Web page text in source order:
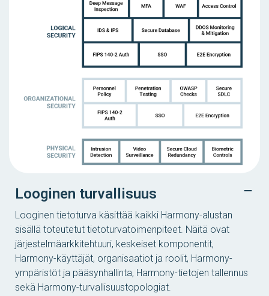
Looginen turvallisuus
Looginen tietoturva käsittää kaikki Harmony-alustan
sisällä toteutetut tietoturvatoimenpiteet. Näitä ovat
järjestelmäarkkitehtuuri, keskeiset komponentit,
Harmony-käyttäjät, organisaatiot ja roolit, Harmony-
ympäristöt ja pääsynhallinta, Harmony-tietojen tallennus
sekä Harmony-turvallisuustopologiat.